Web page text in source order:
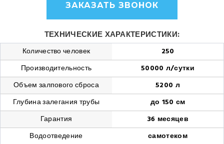
ЗАКАЗАТЬ ЗВОНОК
ТЕХНИЧЕСКИЕ ХАРАКТЕРИСТИКИ:
Количество человек
250
Производительность
50000 л/сутки
Объем залпового сброса
5200 л
Глубина залегания трубы
до 150 см
Гарантия
36 месяцев
Водоотведение
самотеком